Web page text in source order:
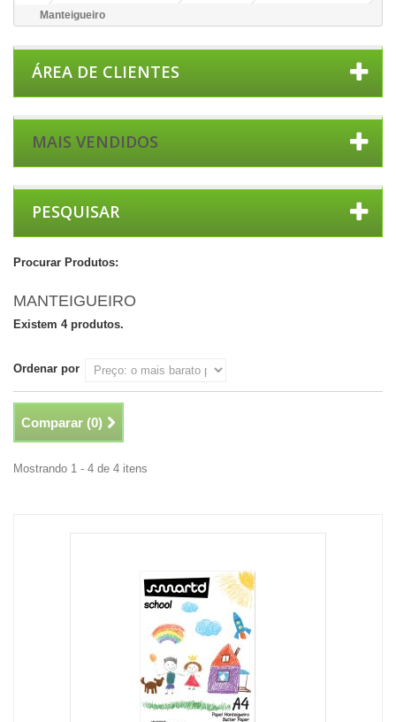
Manteigueiro
ÁREA DE CLIENTES
MAIS VENDIDOS
PESQUISAR
Procurar Produtos:
MANTEIGUEIRO
Existem 4 produtos.
Ordenar por
Comparar (0)
Mostrando 1 - 4 de 4 itens